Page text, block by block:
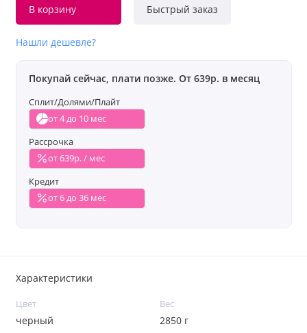
В корзину Быстрый заказ
Нашли дешевле?
Покупай сейчас, плати позже. От 639р. в месяц
Сплит/Долями/Плайт
от 4 до 10 мес
Рассрочка
от 639р. / мес
Кредит
от 6 до 36 мес
Характеристики
Цвет
черный
Вес
2850 г